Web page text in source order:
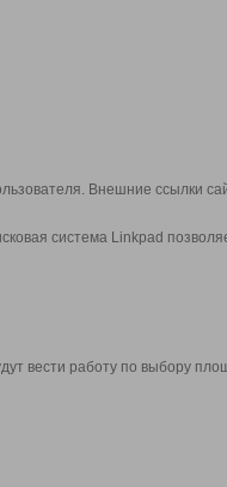
Внешние ссылки
система Linkpad
вести работу по выбору